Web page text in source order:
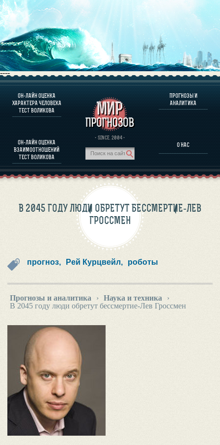
----
ОН-ЛАЙН ОЦЕНКА
ХАРАКТЕРА ЧЕЛОВЕКА
ТЕСТ ВОЛИКОВА
ОН-ЛАЙН ОЦЕНКА
ВЗАИМООТНОШЕНИЙ
ТЕСТ ВОЛИКОВА
· SINCE. 2004 ·
ПРОГНОЗЫ И
АНАЛИТИКА
О НАС
О ПРОГРАММЕ
ОЦЕНКА ХАРАКТЕРA ЧЕЛОВЕКА
ОЦЕНКА ХАРАКТЕРА ВЫДАЮЩИХСЯ ЛИЧНОСТЕЙ
О ПРОГРАММЕ
ПРОГНОЗЫ И АНАЛИТИКА
В 2045 ГОДУ ЛЮДИ ОБРЕТУТ БЕССМЕРТИЕ-ЛЕВ
ГРОССМЕН
прогноз, Рей Курцвейл, роботы
Прогнозы и аналитика › Наука и техника
›
В 2045 году люди обретут бессмертие-Лев Гроссмен